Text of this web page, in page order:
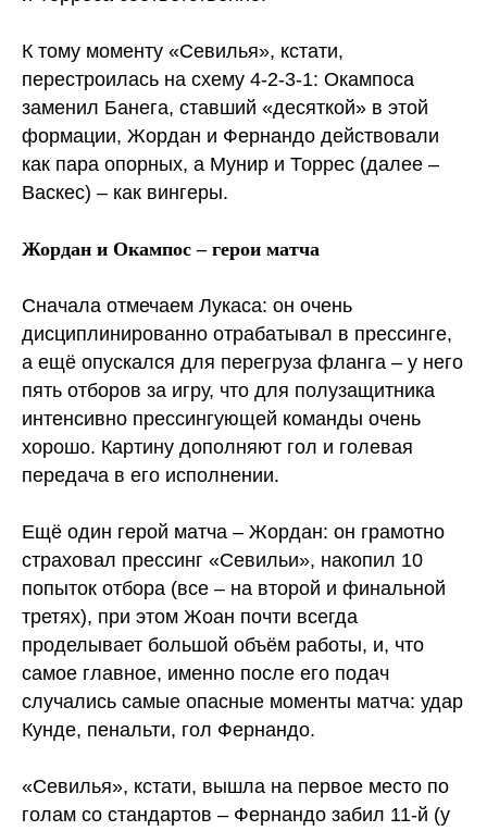
К тому моменту «Севилья», кстати,
перестроилась на схему 4-2-3-1: Окампоса
заменил Банега, ставший «десяткой» в этой
формации, Жордан и Фернандо действовали
как пара опорных, а Мунир и Торрес (далее –
Васкес) – как вингеры.
Жордан и Окампос – герои матча
Сначала отмечаем Лукаса: он очень
дисциплинированно отрабатывал в прессинге,
а ещё опускался для перегруза фланга – у него
пять отборов за игру, что для полузащитника
интенсивно прессингующей команды очень
хорошо. Картину дополняют гол и голевая
передача в его исполнении.
Ещё один герой матча – Жордан: он грамотно
страховал прессинг «Севильи», накопил 10
попыток отбора (все – на второй и финальной
третях), при этом Жоан почти всегда
проделывает большой объём работы, и, что
самое главное, именно после его подач
случались самые опасные моменты матча: удар
Кунде, пенальти, гол Фернандо.
«Севилья», кстати, вышла на первое место по
голам со стандартов – Фернандо забил 11-й (у